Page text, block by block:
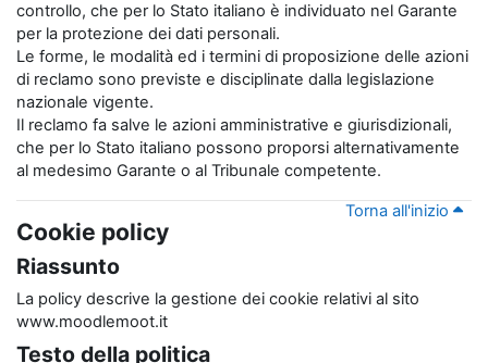
controllo, che per lo Stato italiano è individuato nel Garante
per la protezione dei dati personali.
Le forme, le modalità ed i termini di proposizione delle azioni
di reclamo sono previste e disciplinate dalla legislazione
nazionale vigente.
Il reclamo fa salve le azioni amministrative e giurisdizionali,
che per lo Stato italiano possono proporsi alternativamente
al medesimo Garante o al Tribunale competente.
Torna all'inizio
Cookie policy
Riassunto
La policy descrive la gestione dei cookie relativi al sito
www.moodlemoot.it
Testo della politica